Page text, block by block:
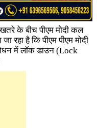
के बीच पीएम मोदी कल
रहा है कि पीएम पीएम मोदी
में लॉक डाउन (Lock